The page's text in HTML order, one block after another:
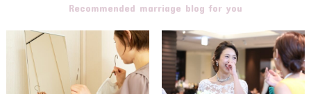
Recommended marriage blog for you